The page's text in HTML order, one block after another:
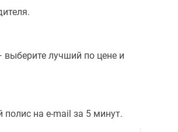
лучший по цене и
полис на e-mail за 5 минут.